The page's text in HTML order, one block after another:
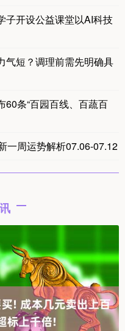
子开设公益课堂以AI科技
气短？调理前需先明确具
60条“百园百线、百蔬百
一周运势解析07.06-07.12